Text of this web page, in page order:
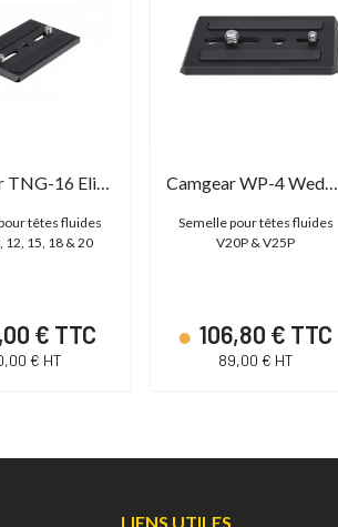
Camgear TNG-16 Elite Wedge Plate
têtes fluides
12, 15, 18 & 20
€ TTC
€ HT
Camgear WP-4 Wedge Plate
Semelle pour têtes fluides
V20P & V25P
106,80 € TTC
89,00 € HT
LIENS UTILES